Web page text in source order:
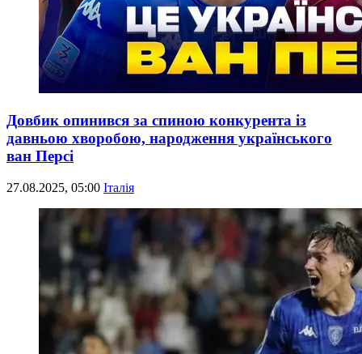
Довбик опинився за спиною конкурента із
давньою хворобою, народження українського
ван Персі
27.08.2025, 05:00 Італія